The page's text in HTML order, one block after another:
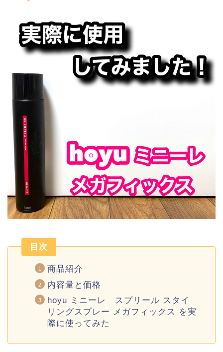
目次
商品紹介
内容量と価格
hoyu ミニーレ スプリール スタイ
リングスプレー メガフィックス を実
際に使ってみた